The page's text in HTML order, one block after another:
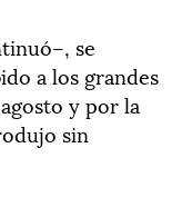
se
a los grandes
y por la
sin